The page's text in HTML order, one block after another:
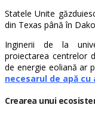
Statele Unite
din Texas până în
Inginerii de la
proiectarea centrelor
de energie eoliană ar
necesarul de apă
Crearea unui